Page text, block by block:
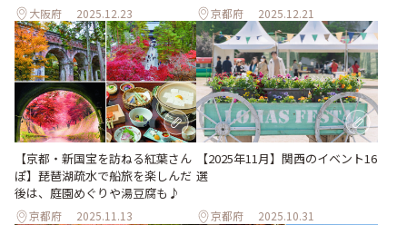
大阪府 2025.12.23 京都府 2025.12.21
【京都・新国宝を訪ねる紅葉さん
ぽ】琵琶湖疏水で船旅を楽しんだ
後は、庭園めぐりや湯豆腐も♪
京都府 2025.11.13
【2025年11月】関西のイベント16
選
京都府 2025.10.31